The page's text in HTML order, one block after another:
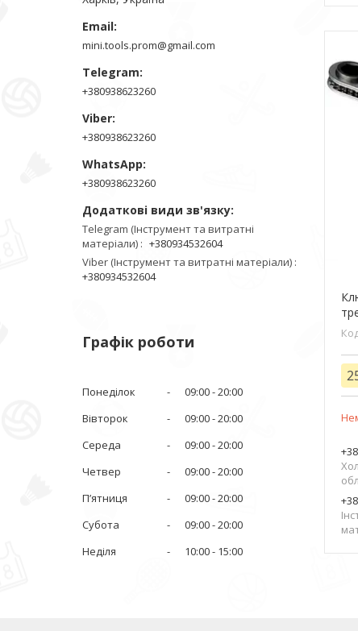
mini.tools.prom@gmail.com
+380938623260
+380938623260
+380938623260
Telegram (Інструмент та витратні
матеріали)
+380934532604
Viber (Інструмент та витратні матеріали)
+380934532604
Графік роботи
Понеділок 09:00 20:00
Вівторок
09:00 20:00
Середа
09:00 20:00
Четвер
09:00 20:00
Пʼятниця
09:00 20:00
Субота
09:00 20:00
Неділя
10:00 15:00